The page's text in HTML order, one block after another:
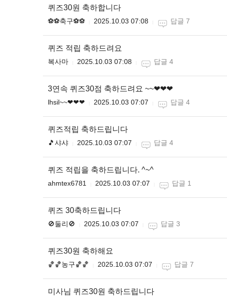
퀴즈30원 축하합니다
⚽️⚽️축구⚽️⚽️ 2025.10.03 07:08 답글 7
퀴즈 적립 축하드려요
복사마 2025.10.03 07:08 답글 4
3연속 퀴즈30점 축하드려요 ~~❤❤❤
lhsil~~❤❤❤ 2025.10.03 07:07 답글 4
퀴즈적립 축하드립니다
🎵샤샤 2025.10.03 07:07 답글 4
퀴즈 적립을 축하드립니다. ^~^
ahmtex6781 2025.10.03 07:07 답글 1
퀴즈 30축하드립니다
🚫둘리🚫 2025.10.03 07:07 답글 3
퀴즈30원 축하해요
🏀🏀농구🏀🏀 2025.10.03 07:07 답글 7
미사님 퀴즈30원 축하드립니다